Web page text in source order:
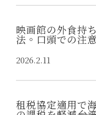
映画館の外食持
法。口頭での注
2026.2.11
租税協定適用で